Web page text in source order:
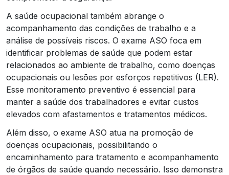
A saúde ocupacional também abrange o
acompanhamento das condições de trabalho e a
análise de possíveis riscos. O exame ASO foca em
identificar problemas de saúde que podem estar
relacionados ao ambiente de trabalho, como doenças
ocupacionais ou lesões por esforços repetitivos (LER).
Esse monitoramento preventivo é essencial para
manter a saúde dos trabalhadores e evitar custos
elevados com afastamentos e tratamentos médicos.
Além disso, o exame ASO atua na promoção de
doenças ocupacionais, possibilitando o
encaminhamento para tratamento e acompanhamento
de órgãos de saúde quando necessário. Isso demonstra